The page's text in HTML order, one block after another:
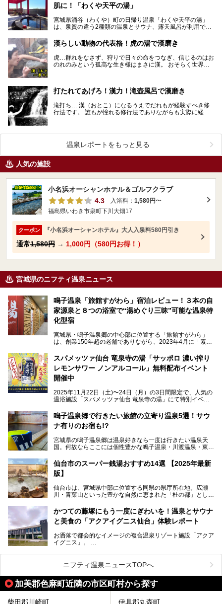
肌に！「わくや天平の湯」
宮城県涌谷（わくや）町の日帰り温泉「わくや天平の湯」
は、泉質の違う2種類の温泉とサウナ、露天風呂が利用でき
揃…
漢らしい動物の代表格！虎の湯で漢磨き
虎…群れをなさず、狩りで日々の命をつなぎ、信じるのはお
のれのみという孤高な生き様はまさに漢。 おそらく世界中
打たれてあげろ！漢力！滝壺風呂で漢磨き
滝打ち… 漢（おとこ）になるうえでだれもが経験すべき修
行法です。 誰もが憧れる修行法でありながらも実際に経験
温泉レポートをもっと見る
人気の施設
小名浜オーシャンホテル＆ゴルフクラブ
4.3
入浴料： 1,580円〜
福島県いわき市泉町下川大畑17
クーポン 『小名浜オーシャンホテル』大人入泉料580円引き
通常1,580円 → 1,000円（580円お得！）
宮城県のニフティ温泉ニュース
鳴子温泉「旅館すがわら」宿泊レビュー！３本の自
家源泉と８つの浴室で“湯めぐり三昧”可能な温泉特
化型宿
宮城県・鳴子温泉郷の中心部に位置する「旅館すがわら」
は、創業150年超の老舗でありながら、2023年4月に「素泊
を利用したサウナも新設され、温泉ファン・サウナ―双方に
注目のスポットです。
特筆すべきは、館内で完結する圧倒的な「湯めぐり」のバリ
エーション。“温泉のデパート”・“東の横綱”と称される鳴子
温泉郷の中でも、3本の異なる自家源泉を使い分けるその実
力は折り紙付き。実際に宿泊した筆者が、“温泉”を中心にそ
の全貌を詳細レビューします！
スパメッツァ仙台 竜泉寺の湯「サッポロ 濃い搾り
レモンサワー ノンアルコール」無料配布イベント
開催中
2025年11月22日（土)〜24日（月）の3日間限定で、人気の
温浴施設「スパメッツァ仙台 竜泉寺の湯」にて特別イベン
「サッポロ 濃い搾りレモンサワー ノンアルコール」を無料
配布します。さらにSNS投稿で「サッポロ 濃い搾りグレフ
ルサワー ノンアルコール」もプレゼント。湯上がりにぴっ
ー
提供元：サッポロビール【PR】
鳴子温泉郷で行きたい旅館の立寄り温泉5選！サウ
ナ有りのお宿も!?
宮城県の鳴子温泉郷は温泉好きなら一度は行きたい温泉天
国。何故ならここには個性豊かな鳴子温泉・川渡温泉・東鳴
硫黄泉、塩化物泉、硫酸塩泉、炭酸水素塩泉などと多様な泉
質がそろっているからです。
の旅館・ホテルも立ち寄り入浴に門戸を開いてくれていま
す。
今回はそんな旅館の中から、おすすめしたい5ヶ所の温泉を
セレクトしてみました。うち3ヶ所はサウナも楽しめます。
仙台市のスーパー銭湯おすすめ14選 【2025年最新
版】
仙台市は、宮城県中部に位置する同県の県庁所在地。広瀬
川・青葉山といった豊かな自然に恵まれた「杜の都」として
人気です。新幹線を使えば都心から1時間30分とアクセスも
よく、気軽に訪れやすい地方都市の1つです。
仙台牛タンなどを堪能するグルメ旅や、スポーツ観戦の遠征
時などに利用しやすい温浴施設がたくさんありますよ。
かつての藤塚にもう一度にぎわいを！温泉とサウナ
と美食の「アクアイグニス仙台」体験レポート
お洒落で都会的なイメージの複合温泉リゾート施設「アクア
イグニス」。
関西空港や吉川美南（埼玉県）に続いて仙台市若林区に202
2年4月にオープンした「アクアイグニス仙台」は、日帰り
温泉の「藤塚の湯」、マルシェ リアン、和食「笠庵」、イ
タリアン「グリーチネ」、ベーカリー「マリアージュ ドゥ
ファリーヌ」、スイーツの「コンフィチュール アッシュ」
と「ル ショコラ ドゥ アッシュ」、そしてカフェ「猿田彦珈
琲」と話題のお店が勢ぞろい！
ニフティ温泉ニュースTOPへ
加美郡色麻町近隣の市区町村から探す
柴田郡川崎町 伊具郡丸森町